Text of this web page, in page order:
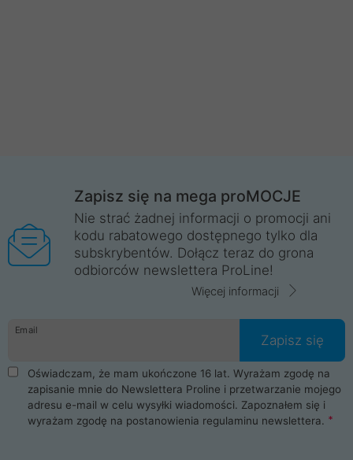
Zapisz się na mega proMOCJE
Nie strać żadnej informacji o promocji ani
kodu rabatowego dostępnego tylko dla
subskrybentów. Dołącz teraz do grona
odbiorców newslettera ProLine!
Więcej informacji
Email
Zapisz się
Oświadczam, że mam ukończone 16 lat. Wyrażam zgodę na
zapisanie mnie do Newslettera Proline i przetwarzanie mojego
adresu e-mail w celu wysyłki wiadomości. Zapoznałem się i
wyrażam zgodę na postanowienia regulaminu newslettera.